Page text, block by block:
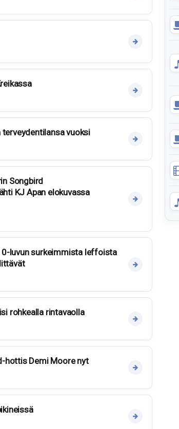
vuoksi
Songbird
KJ Apan elokuvassa
luvun surkeimmista leffoista
rohkealla rintavaolla
hottis Demi Moore nyt